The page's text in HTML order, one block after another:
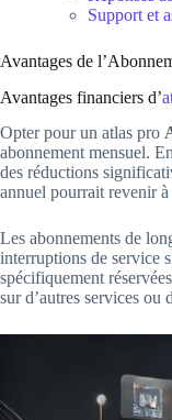
Support et
Avantages de
Avantages financiers d’
Opter pour un atlas pro
abonnement mensuel.
des réductions
annuel pourrait revenir
Les abonnements de
interruptions de service
spécifiquement
sur d’autres services ou